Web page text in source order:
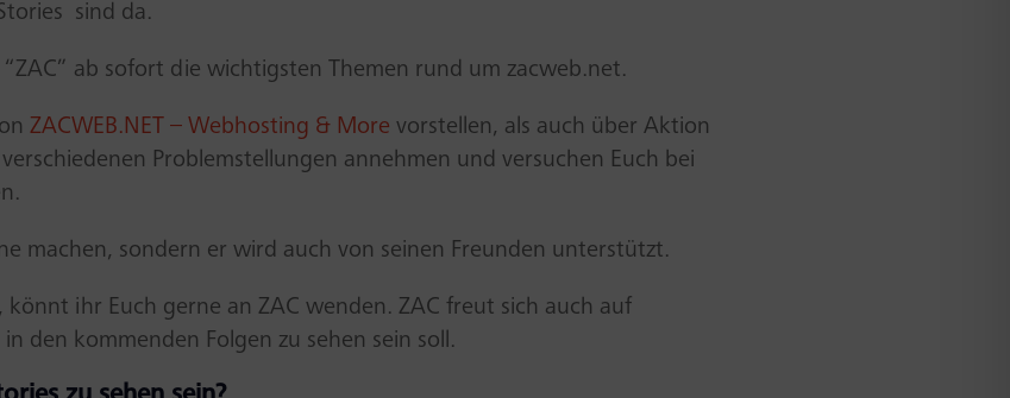
sind da.
ab sofort die wichtigsten Themen rund um zacweb.net.
ZACWEB.NET – Webhosting & More vorstellen, als auch über Aktion
Problemstellungen annehmen und versuchen Euch bei
machen, sondern er wird auch von seinen Freunden unterstützt.
könnt ihr Euch gerne an ZAC wenden. ZAC freut sich auch auf
den kommenden Folgen zu sehen sein soll.